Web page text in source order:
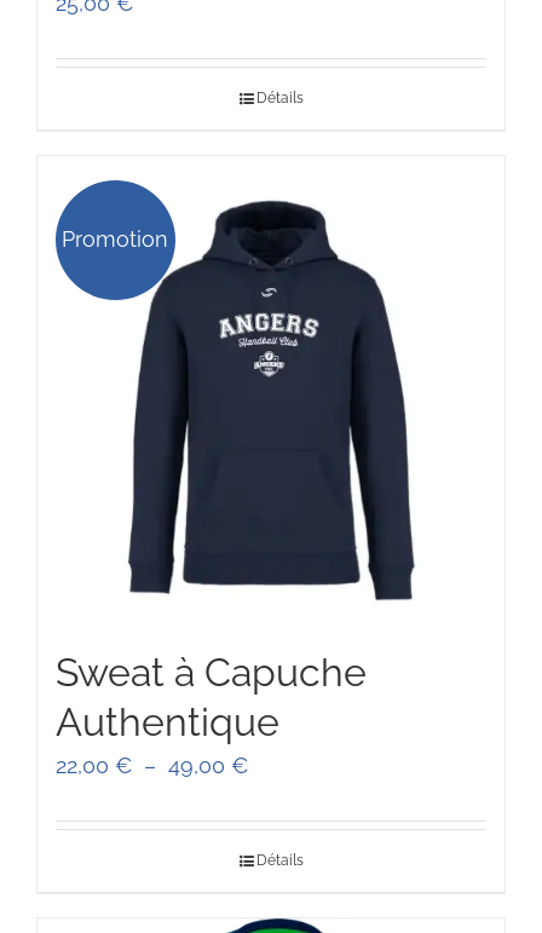
Détails
Promotion
Sweat à Capuche
Authentique
22,00 € – 49,00 €Plage
à
Détails